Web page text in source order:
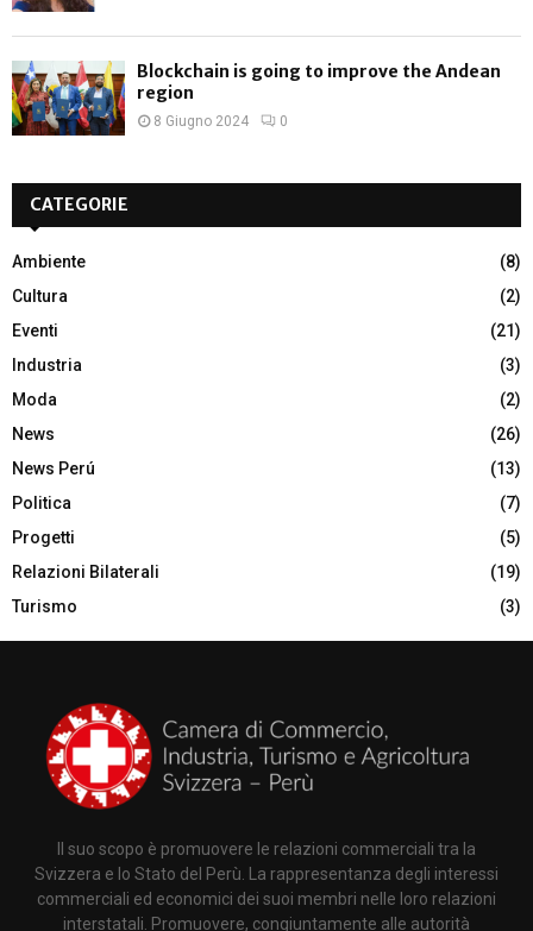
Blockchain is going to improve the Andean
region
8 Giugno 2024 0
CATEGORIE
Ambiente
(8)
Cultura
(2)
Eventi
(21)
Industria
(3)
Moda
(2)
News
(26)
News Perú
(13)
Politica
(7)
Progetti
(5)
Relazioni Bilaterali
(19)
Turismo
(3)
Il suo scopo è promuovere le relazioni commerciali tra la
Svizzera e lo Stato del Perù. La rappresentanza degli interessi
commerciali ed economici dei suoi membri nelle loro relazioni
interstatali. Promuovere, congiuntamente alle autorità